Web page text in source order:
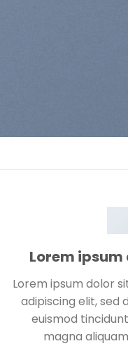
Lorem
Lorem ipsum dolor
adipiscing elit, sed
euismod
magna